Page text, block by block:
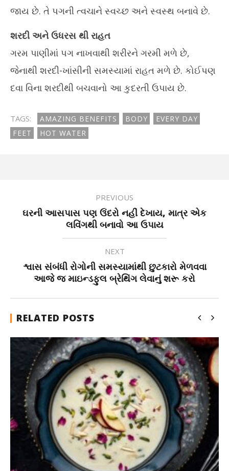
જાય છે. તે પગની ત્વચાને સ્વચ્છ અને સ્વસ્થ બનાવે છે.
શરદી અને ઉધરસ થી રાહત
ગરમ પાણીમાં પગ નાખવાથી શરીરને ગરમી મળે છે,
જેનાથી શરદી-ખાંસીની સમસ્યામાં રાહત મળે છે. કોઈપણ
દવા વિના શરદીથી બચવાનો આ કુદરતી ઉપાય છે.
TAGS: AMAZING BENEFITS BODY
EVERY DAY
FEET
HOT WATER
PREVIOUS
ઘરની આસપાસ પણ ઉંદરો નહીં દેખાય, માત્ર એક
લવિંગથી બનાવો આ ઉપાય
NEXT
શ્વાસ સંબંધી રોગોની સમસ્યામાંથી છુટકારો મેળવવા
આજે જ માઇન્ડફુલ બ્રેથિંગ લેવાનું શરૂ કરો
RELATED POSTS